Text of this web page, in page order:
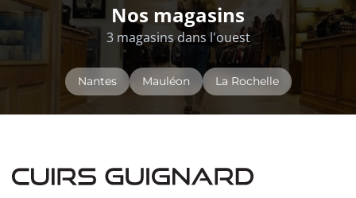
Nos magasins
3 magasins dans l'ouest
Nantes Mauléon La Rochelle